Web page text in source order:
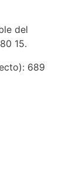
del
15.
689